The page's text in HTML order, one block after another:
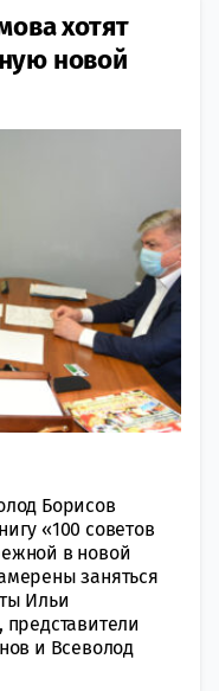
хотят
новой
Борисов
«100 советов
в новой
заняться
Ильи
и Всеволод